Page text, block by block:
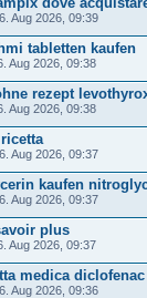
Aug 2026, 09:39
tabletten kaufen
Aug 2026, 09:38
rezept
Aug 2026, 09:38
Aug 2026, 09:37
kaufen
Aug 2026, 09:37
plus
Aug 2026, 09:37
medica
Aug 2026, 09:36